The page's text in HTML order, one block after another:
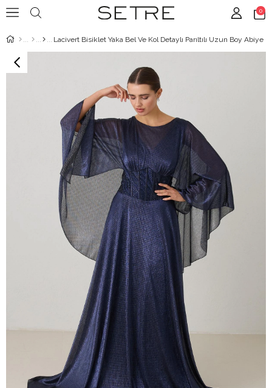
0
Lacivert Bisiklet Yaka Bel Ve Kol Detaylı Parıltılı Uzun Boy Abiye